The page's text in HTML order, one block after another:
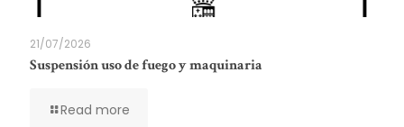
21/07/2026
Suspensión uso de fuego y maquinaria
Read more